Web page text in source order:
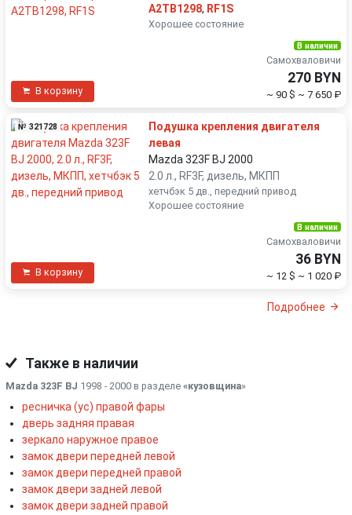
A2TB1298, RF1S
Хорошее состояние
В корзину
В наличии
Самохваловичи
270 BYN
~ 90 $ ~ 7 650 ₽
№ 321728
Подушка крепления двигателя
левая
Mazda 323F BJ 2000
2.0 л., RF3F, дизель, МКПП
хетчбэк 5 дв., передний привод
Хорошее состояние
В корзину
В наличии
Самохваловичи
36 BYN
~ 12 $ ~ 1 020 ₽
Подробнее
Также в наличии
Mazda 323F BJ 1998 - 2000 в разделе «кузовщина»
ресничка (ус) правой фары
дверь задняя правая
зеркало наружное правое
замок двери передней левой
замок двери передней правой
замок двери задней левой
замок двери задней правой